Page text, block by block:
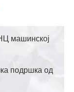
машинској
подршка од